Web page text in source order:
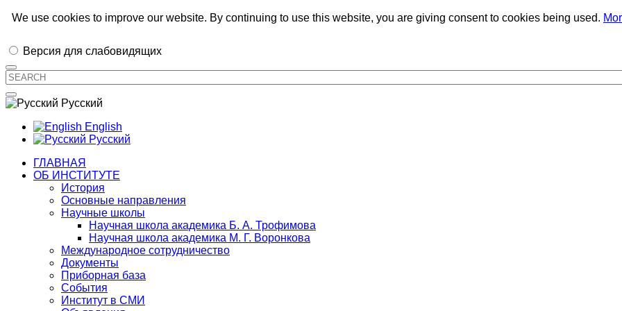
Иркутский институт химии им. А.Е. Фаворского СО РАН
Версия для слабовидящих
Русский
English
Русский
ГЛАВНАЯ
ОБ ИНСТИТУТЕ
История
Основные направления
Научные школы
Научная школа академика Б. А. Трофимова
Научная школа академика М. Г. Воронкова
Международное сотрудничество
Документы
Приборная база
События
Институт в СМИ
We use cookies to improve our website. By continuing to use this website, you are giving consent to cookies being used.